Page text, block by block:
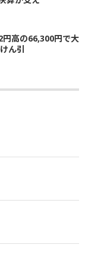
円高の66,300円で大
ん引